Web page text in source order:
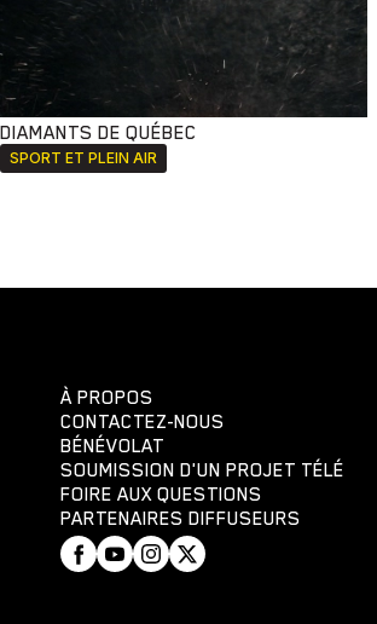
DIAMANTS DE QUÉBEC
SPORT ET PLEIN AIR
À PROPOS
CONTACTEZ-NOUS
BÉNÉVOLAT
SOUMISSION D'UN PROJET TÉLÉ
FOIRE AUX QUESTIONS
PARTENAIRES DIFFUSEURS